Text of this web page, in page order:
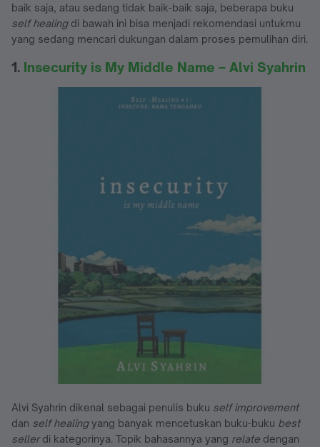
baik saja, atau sedang tidak baik-baik saja, beberapa buku
self healingdi bawah ini bisa menjadi rekomendasi untukmu
yang sedang mencari dukungan dalam proses pemulihan diri.
1. Insecurity is My Middle Name – Alvi Syahrin
Alvi Syahrin dikenal sebagai penulis buku self improvement
dan self healingyang banyak mencetuskan buku-buku best
sellerdi kategorinya. Topik bahasannya yang relate dengan